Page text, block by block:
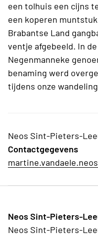
een tolhuis een cijns
een koperen
Brabantse Land
ventje afgebeeld. In
Negenmanneke
benaming werd
tijdens onze
Neos Sint-Pieters-
Contactgegevens
Neos Sint-Pieters-
Neos Sint-Pieters-